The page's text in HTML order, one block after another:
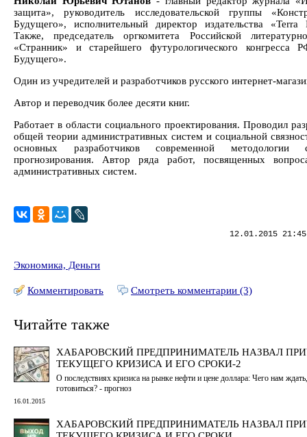
защита», руководитель исследовательской группы
Будущего», исполнительный директор издательства «Terra
Также, председатель оргкомитета Российской
«Странник» и старейшего футурологического конгресса
Будущего».
Один из учредителей и разработчиков русского интернет-
Автор и переводчик более десяти книг.
Работает в области социального проектирования. Проводил
общей теории административных систем и социальной
основных разработчиков современной методологии
прогнозирования. Автор ряда работ, посвященных
административных систем.
12.01.2015
Экономика, Деньги
Комментировать Смотреть комментарии (3)
Читайте также
ХАБАРОВСКИЙ ПРЕДПРИНИМАТЕЛЬ НАЗВАЛ
ТЕКУЩЕГО КРИЗИСА И ЕГО СРОКИ-2
О последствиях кризиса на рынке нефти и цене доллара: Чего нам
готовиться? - прогноз
16.01.2015
ХАБАРОВСКИЙ ПРЕДПРИНИМАТЕЛЬ НАЗВАЛ